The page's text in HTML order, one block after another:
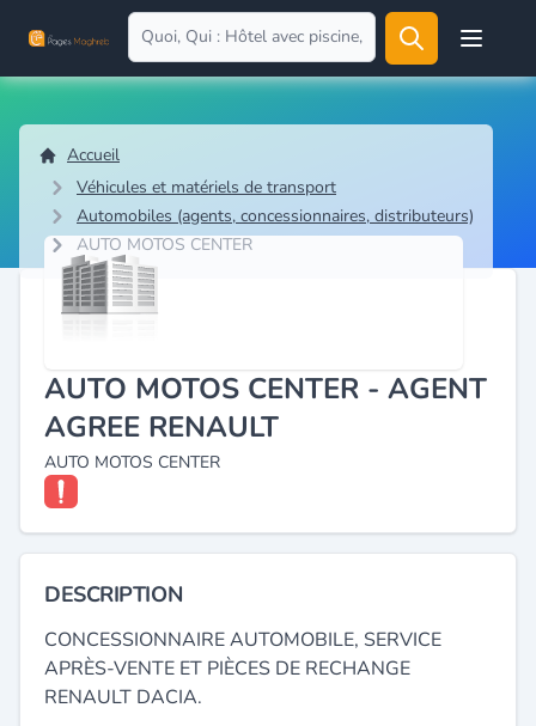
Open
Accueil
Véhicules et matériels de transport
Automobiles (agents, concessionnaires, distributeurs)
AUTO MOTOS CENTER
AUTO MOTOS CENTER - AGENT
AGREE RENAULT
AUTO MOTOS CENTER
DESCRIPTION
CONCESSIONNAIRE AUTOMOBILE, SERVICE
APRÈS-VENTE ET PIÈCES DE RECHANGE
RENAULT DACIA.